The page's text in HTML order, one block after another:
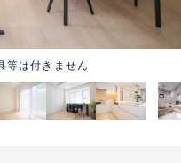
は付きません